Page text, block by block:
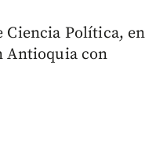
Ciencia Política, en
Antioquia con